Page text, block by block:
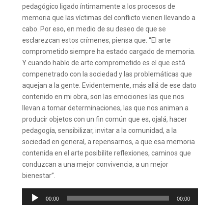
pedagógico ligado íntimamente a los procesos de
memoria que las víctimas del conflicto vienen llevando a
cabo. Por eso, en medio de su deseo de que se
esclarezcan estos crímenes, piensa que: “El arte
comprometido siempre ha estado cargado de memoria.
Y cuando hablo de arte comprometido es el que está
compenetrado con la sociedad y las problemáticas que
aquejan a la gente. Evidentemente, más allá de ese dato
contenido en mi obra, son las emociones las que nos
llevan a tomar determinaciones, las que nos animan a
producir objetos con un fin común que es, ojalá, hacer
pedagogía, sensibilizar, invitar a la comunidad, a la
sociedad en general, a repensarnos, a que esa memoria
contenida en el arte posibilite reflexiones, caminos que
conduzcan a una mejor convivencia, a un mejor
bienestar”.
Reproductor
00:00 00:00